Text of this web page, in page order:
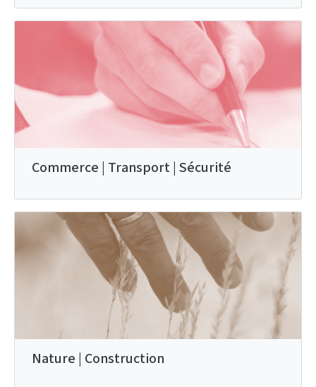
Commerce | Transport | Sécurité
Nature | Construction